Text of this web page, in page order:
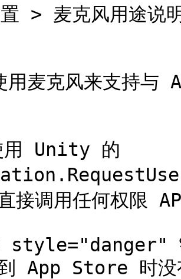
> 麦克风用途说
用麦克风来支持与
用 Unity 的
接调用任何权限
style="danger"
App Store 时没